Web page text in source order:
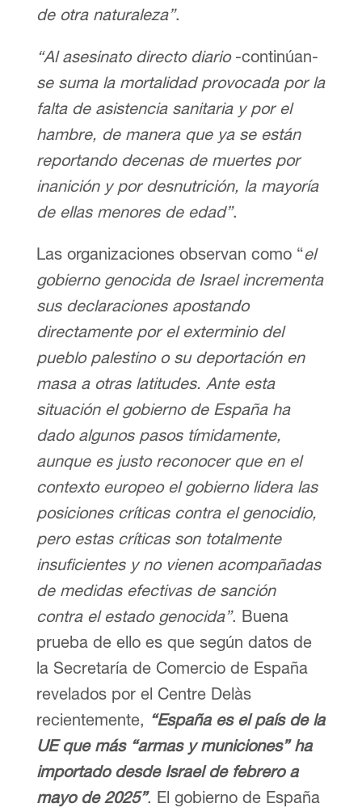
de otra naturaleza”.
“Al asesinato directo diario-continúan-
se suma la mortalidad provocada por la
falta de asistencia sanitaria y por el
hambre, de manera que ya se están
reportando decenas de muertes por
inanición y por desnutrición, la mayoría
de ellas menores de edad”.
Las organizaciones observan como “el
gobierno genocida de Israel incrementa
sus declaraciones apostando
directamente por el exterminio del
pueblo palestino o su deportación en
masa a otras latitudes. Ante esta
situación el gobierno de España ha
dado algunos pasos tímidamente,
aunque es justo reconocer que en el
contexto europeo el gobierno lidera las
posiciones críticas contra el genocidio,
pero estas críticas son totalmente
insuficientes y no vienen acompañadas
de medidas efectivas de sanción
contra el estado genocida”. Buena
prueba de ello es que según datos de
la Secretaría de Comercio de España
revelados por el Centre Delàs
recientemente, “España es el país de la
UE que más “armas y municiones” ha
importado desde Israel de febrero a
mayo de 2025”. El gobierno de España